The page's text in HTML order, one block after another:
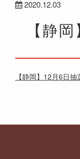
2020.12.03
【静
【静岡】12月6日